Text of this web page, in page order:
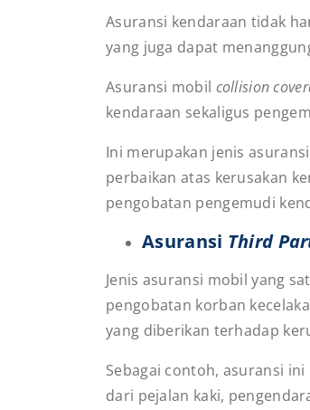
Asuransi kendaraan tidak
yang juga dapat
Asuransi mobil collision
kendaraan sekaligus
Ini merupakan jenis
perbaikan atas kerusakan
pengobatan pengemudi
Asuransi Third
Jenis asuransi mobil yang
pengobatan korban
yang diberikan terhadap
Sebagai contoh, asuransi
dari pejalan kaki,